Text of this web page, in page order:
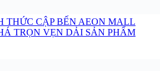
THỨC CẬP BẾN AEON MALL
TRỌN VẸN DẢI SẢN PHẨM